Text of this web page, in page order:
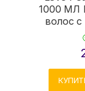
1000 МЛ
волос